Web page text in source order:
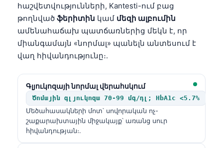
հաշվետվությունների, Kantesti-ում բաց
թողնված ֆերիտին կամ մեզի ալբումին
ամենահաճախ պատճառներից մեկն է, որ
միանգամայն «նորմալ» պանելն անտեսում է
վաղ հիվանդությունը։.
Գլյուկոզայի նորմալ վերահսկում
Ծոմային գլյուկոզա 70-99 մգ/դլ; HbA1c <5.7%
Մեծահասակների մոտ՝ սովորական ոչ-
շաքարախտային միջակայք՝ առանց սուր
հիվանդության։.